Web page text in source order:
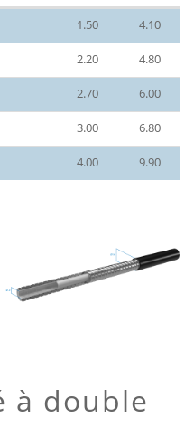
1.50 4.10
2.20 4.80
2.70 6.00
3.00 6.80
4.00
9.90
à double